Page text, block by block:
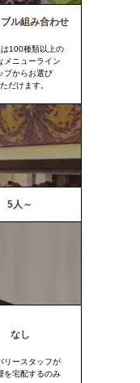
ル組み合わせ
100種類以上の
メニューライン
プからお選び
だけます。
5人～
なし
リースタッフが
を宅配するのみ